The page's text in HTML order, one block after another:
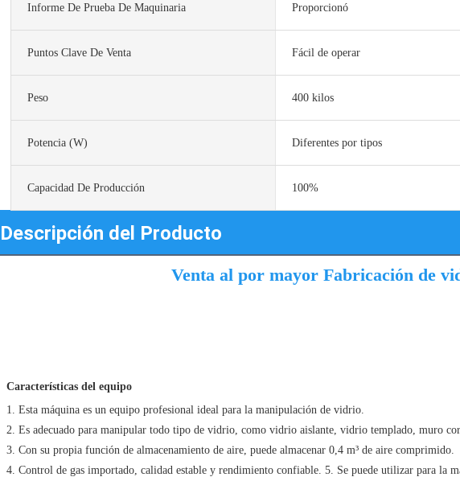
Informe De Prueba De Maquinaria Proporcionó
Puntos Clave De Venta Fácil de operar
Peso 400 kilos
Potencia (w) Diferentes por tipos
Capacidad De Producción 100%
Descripción del Producto
Venta al por mayor Fabricación de
Características del equipo
1. Esta máquina es un equipo profesional ideal para la manipulación de vidrio.
2. Es adecuado para manipular todo tipo de vidrio, como vidrio aislante, vidrio templado, muro
3. Con su propia función de almacenamiento de aire, puede almacenar 0,4 m³ de aire comprimido.
4. Control de gas importado, calidad estable y rendimiento confiable. 5. Se puede utilizar para la